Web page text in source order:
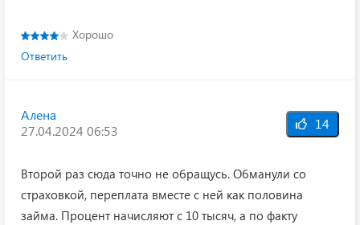
Хорошо
Ответить
Алена
27.04.2024 06:53
14
Второй раз сюда точно не обращусь. Обманули со
страховкой, переплата вместе с ней как половина
займа. Процент начисляют с 10 тысяч, а по факту